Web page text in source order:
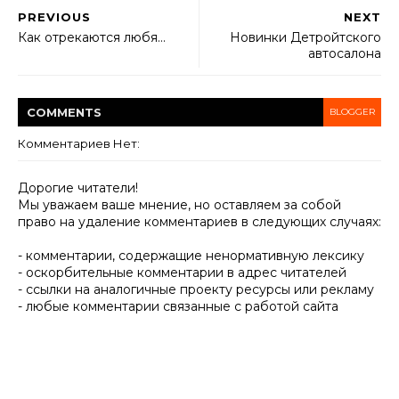
NEXT
Новинки Детройтского
автосалона
PREVIOUS
Как отрекаются любя…
COMMENTS BLOGGER
Комментариев Нет:
Дорогие читатели!
Мы уважаем ваше мнение, но оставляем за собой
право на удаление комментариев в следующих случаях:
- комментарии, содержащие ненормативную лексику
- оскорбительные комментарии в адрес читателей
- ссылки на аналогичные проекту ресурсы или рекламу
- любые комментарии связанные с работой сайта